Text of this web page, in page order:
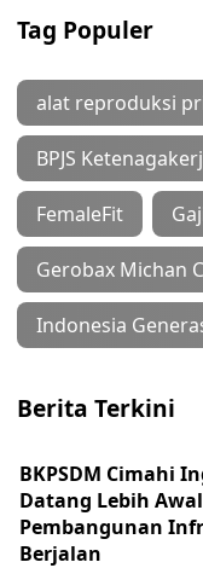
Tag Populer
alat reproduksi
BPJS
FemaleFit
Gerobax Michan
Indonesia
Berita Terkini
BKPSDM Cimahi
Datang Lebih
Pembangunan
Berjalan